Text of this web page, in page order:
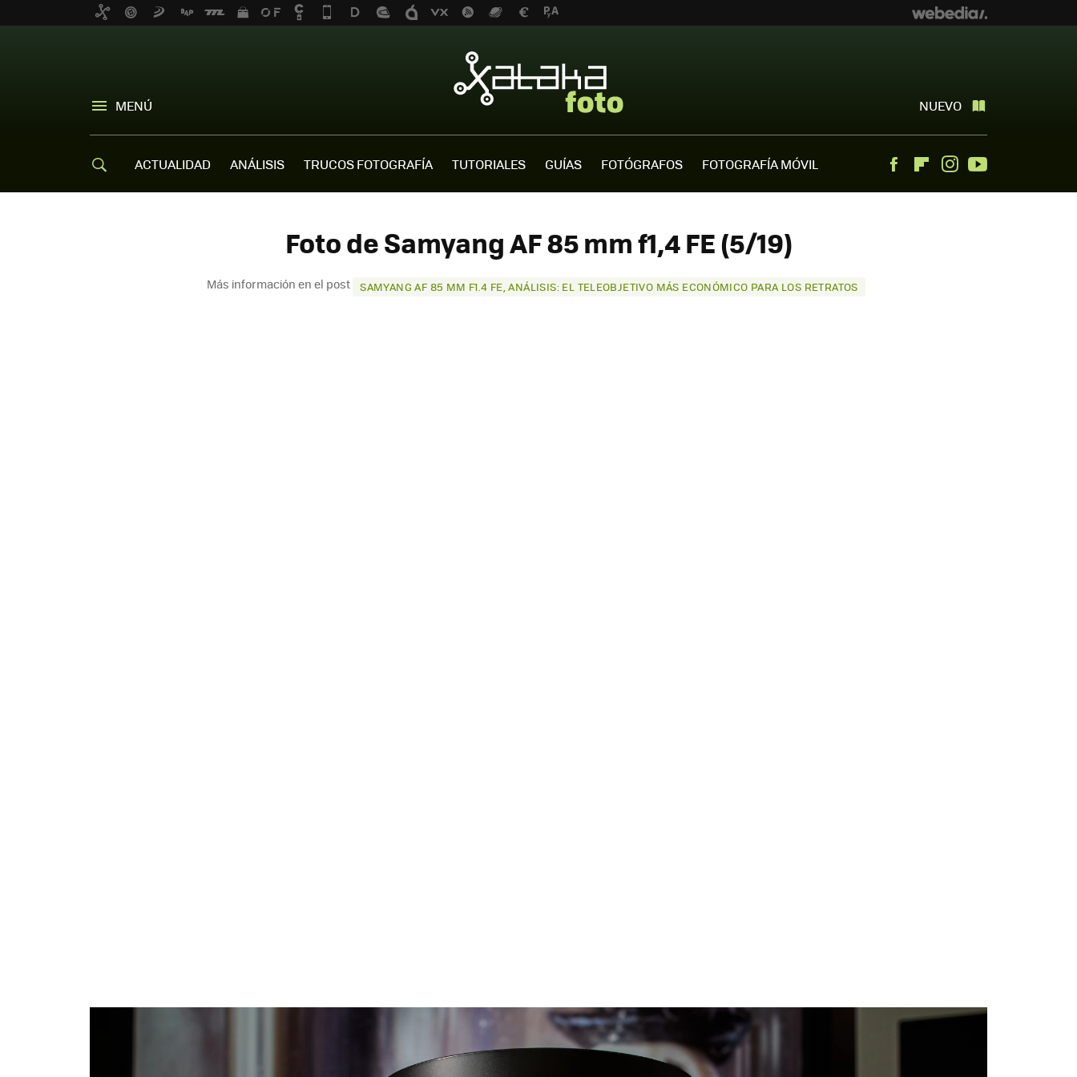
MENÚ NUEVO
ACTUALIDAD ANÁLISIS TRUCOS FOTOGRAFÍA TUTORIALES GUÍAS FOTÓGRAFOS FOTOGRAFÍA MÓVIL FacebookFlipboardInstagram
Foto de Samyang AF 85 mm f1,4 FE (5/19)
Más información en el post SAMYANG AF 85 MM F1.4 FE, ANÁLISIS: EL TELEOBJETIVO MÁS ECONÓMICO PARA LOS RETRATOS